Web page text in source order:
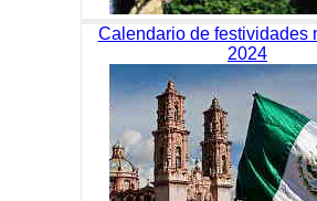
Calendario de festividades
2024